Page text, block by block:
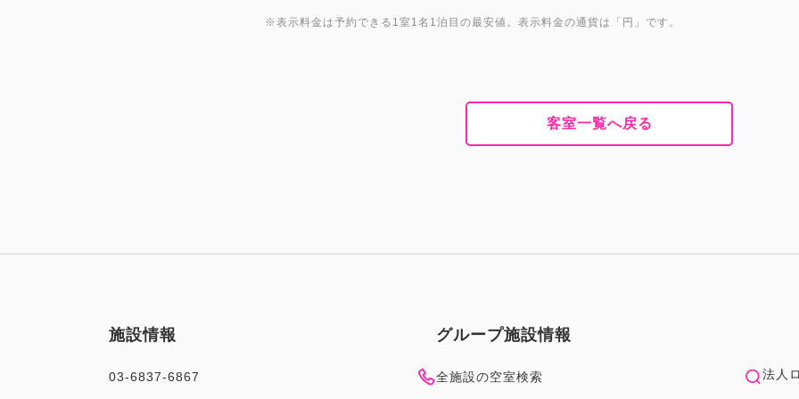
※表示料金は予約できる1室1名1泊目の最安値。表示料金の通貨は「円」です。
客室一覧へ戻る
施設情報
03-6837-6867
グループ施設情報
全施設の空室検索 法人